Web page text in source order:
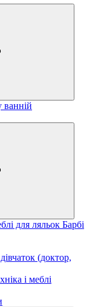
ванній
для ляльок Барбі
(доктор,
і меблі